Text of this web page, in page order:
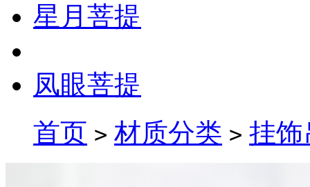
星月菩提
凤眼菩提
首页 > 材质分类 > 挂饰